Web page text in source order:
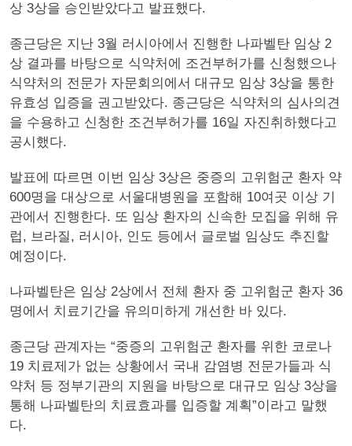
상 3상을 승인받았다고 발표했다.
종근당은 지난 3월 러시아에서 진행한 나파벨탄 임상 2
상 결과를 바탕으로 식약처에 조건부허가를 신청했으나
식약처의 전문가 자문회의에서 대규모 임상 3상을 통한
유효성 입증을 권고받았다. 종근당은 식약처의 심사의견
을 수용하고 신청한 조건부허가를 16일 자진취하했다고
공시했다.
발표에 따르면 이번 임상 3상은 중증의 고위험군 환자 약
600명을 대상으로 서울대병원을 포함해 10여곳 이상 기
관에서 진행한다. 또 임상 환자의 신속한 모집을 위해 유
럽, 브라질, 러시아, 인도 등에서 글로벌 임상도 추진할
예정이다.
나파벨탄은 임상 2상에서 전체 환자 중 고위험군 환자 36
명에서 치료기간을 유의미하게 개선한 바 있다.
종근당 관계자는 “중증의 고위험군 환자를 위한 코로나
19 치료제가 없는 상황에서 국내 감염병 전문가들과 식
약처 등 정부기관의 지원을 바탕으로 대규모 임상 3상을
통해 나파벨탄의 치료효과를 입증할 계획”이라고 말했
다.